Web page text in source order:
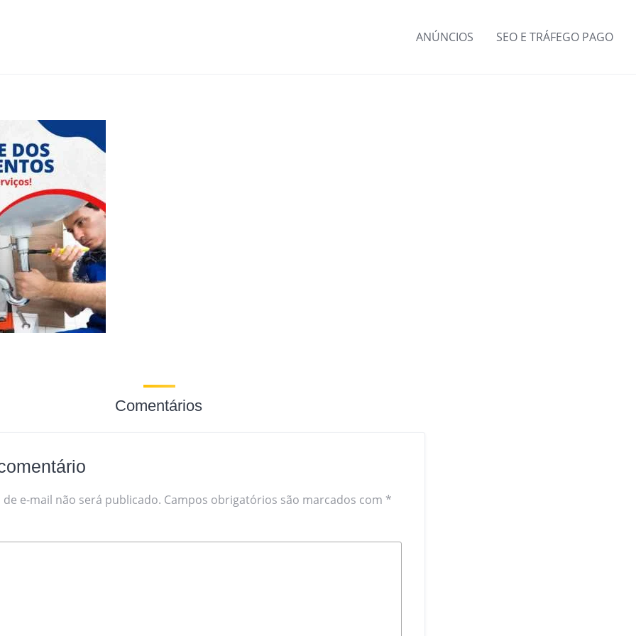
ANÚNCIOS SEO E TRÁFEGO PAGO
Comentários
de e-mail não será publicado. Campos obrigatórios são marcados com *